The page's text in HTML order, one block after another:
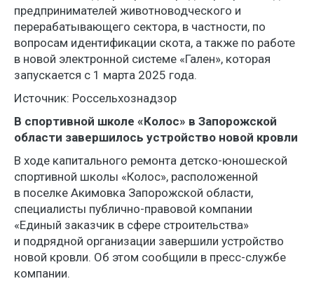
предпринимателей животноводческого и
перерабатывающего сектора, в частности, по
вопросам идентификации скота, а также по работе
в новой электронной системе «Гален», которая
запускается с 1 марта 2025 года.
Источник: Россельхознадзор
В спортивной школе «Колос» в Запорожской
области завершилось устройство новой кровли
В ходе капитального ремонта детско-юношеской
спортивной школы «Колос», расположенной
в поселке Акимовка Запорожской области,
специалисты публично-правовой компании
«Единый заказчик в сфере строительства»
и подрядной организации завершили устройство
новой кровли. Об этом сообщили в пресс-службе
компании.